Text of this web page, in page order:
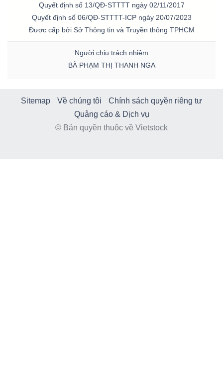
Quyết định số 13/QĐ-STTTT ngày 02/11/2017
Quyết định số 06/QĐ-STTTT-ICP ngày 20/07/2023
Được cấp bởi Sở Thông tin và Truyền thông TPHCM
Người chịu trách nhiệm
BÀ PHẠM THỊ THANH NGA
Sitemap Về chúng tôi
Chính sách quyền riêng tư
Quảng cáo & Dịch vụ
© Bản quyền thuộc về Vietstock